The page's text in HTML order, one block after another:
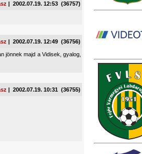
| 2002.07.19. 12:53 (36757)
| 2002.07.19. 12:49 (36756)
jönnek majd a Vidisek, gyalog,
| 2002.07.19. 10:31 (36755)